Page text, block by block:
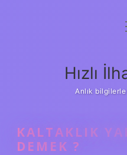
Hızlı
Anlık
KALTAKLIK
DEMEK ?